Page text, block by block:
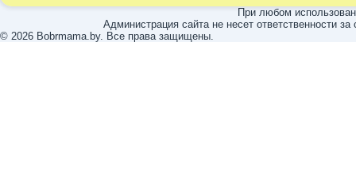
При любом
Администрация сайта не несет ответственности
© 2026 Bobrmama.by. Все права защищены.